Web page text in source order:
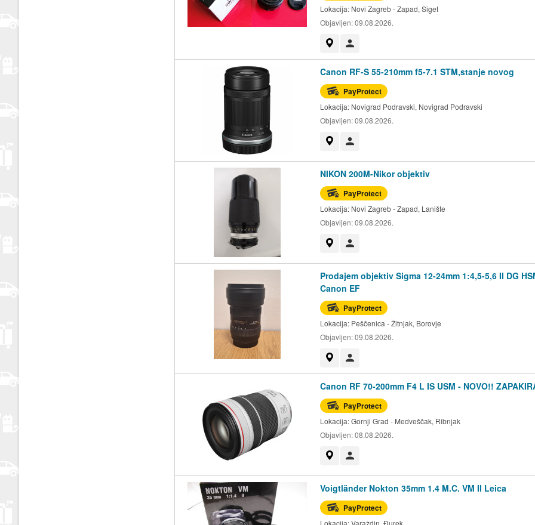
Lokacija: Novi Zagreb - Zapad, Siget
Objavljen:09.08.2026.
Canon RF-S 55-210mm f5-7.1 STM,stanje novog
PayProtect
Lokacija: Novigrad Podravski, Novigrad Podravski
Objavljen:09.08.2026.
NIKON 200M-Nikor objektiv
PayProtect
Lokacija: Novi Zagreb - Zapad, Lanište
Objavljen:09.08.2026.
Prodajem objektiv Sigma 12-24mm 1:4,5-5,6 II DG
Canon EF
PayProtect
Lokacija: Peščenica - Žitnjak, Borovje
Objavljen:09.08.2026.
Canon RF 70-200mm F4 L IS USM - NOVO!!
PayProtect
Lokacija:Gornji Grad - Medveščak, Ribnjak
Objavljen:08.08.2026.
Voigtländer Nokton 35mm 1.4 M.C. VM II Leica
PayProtect
Lokacija:Varaždin, Đurek